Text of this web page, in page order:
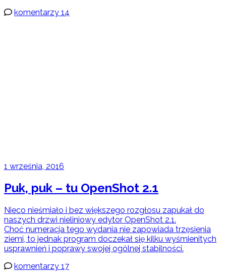
komentarzy 14
1 września, 2016
Puk, puk – tu OpenShot 2.1
Nieco nieśmiało i bez większego rozgłosu zapukał do
naszych drzwi nieliniowy edytor OpenShot 2.1.
Choć numeracja tego wydania nie zapowiada trzęsienia
ziemi, to jednak program doczekał się kilku wyśmienitych
usprawnień i poprawy swojej ogólnej stabilności.
komentarzy 17